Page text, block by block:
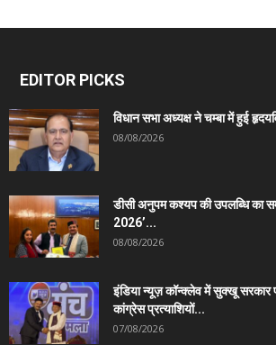
EDITOR PICKS
विधान सभा अध्यक्ष ने चम्बा में हुई
08/08/2026
डीसी अनुपम कश्यप की उपलब्धि का
2026’...
08/08/2026
इंडिया न्यूज़ कॉन्क्लेव में सुक्खू सरकार
कांग्रेस प्रत्याशियों...
07/08/2026